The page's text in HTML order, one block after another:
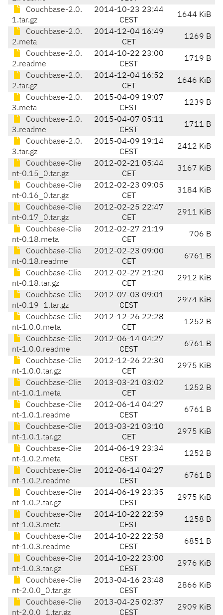
Couchbase-2.0.
1.tar.gz
2014-10-23 23:44
CEST
1644 KiB
Couchbase-2.0.
2.meta
2014-12-04 16:49
CET
1269 B
Couchbase-2.0.
2.readme
2014-10-22 23:00
CEST
1719 B
Couchbase-2.0.
2.tar.gz
2014-12-04 16:52
CET
1646 KiB
Couchbase-2.0.
3.meta
2015-04-09 19:07
CEST
1239 B
Couchbase-2.0.
3.readme
2015-04-07 05:11
CEST
1711 B
Couchbase-2.0.
3.tar.gz
2015-04-09 19:14
CEST
2412 KiB
Couchbase-Clie
nt-0.15_0.tar.gz
2012-02-21 05:44
CET
3167 KiB
Couchbase-Clie
nt-0.16_0.tar.gz
2012-02-23 09:05
CET
3184 KiB
Couchbase-Clie
nt-0.17_0.tar.gz
2012-02-25 22:47
CET
2911 KiB
Couchbase-Clie
nt-0.18.meta
2012-02-27 21:19
CET
706 B
Couchbase-Clie
nt-0.18.readme
2012-02-23 09:00
CET
6761 B
Couchbase-Clie
nt-0.18.tar.gz
2012-02-27 21:20
CET
2912 KiB
Couchbase-Clie
nt-0.19_1.tar.gz
2012-07-03 09:01
CEST
2974 KiB
Couchbase-Clie
nt-1.0.0.meta
2012-12-26 22:28
CET
1252 B
Couchbase-Clie
nt-1.0.0.readme
2012-06-14 04:27
CEST
6761 B
Couchbase-Clie
nt-1.0.0.tar.gz
2012-12-26 22:30
CET
2975 KiB
Couchbase-Clie
nt-1.0.1.meta
2013-03-21 03:02
CET
1252 B
Couchbase-Clie
nt-1.0.1.readme
2012-06-14 04:27
CEST
6761 B
Couchbase-Clie
nt-1.0.1.tar.gz
2013-03-21 03:10
CET
2975 KiB
Couchbase-Clie
nt-1.0.2.meta
2014-06-19 23:34
CEST
1252 B
Couchbase-Clie
nt-1.0.2.readme
2012-06-14 04:27
CEST
6761 B
Couchbase-Clie
nt-1.0.2.tar.gz
2014-06-19 23:35
CEST
2975 KiB
Couchbase-Clie
nt-1.0.3.meta
2014-10-22 22:59
CEST
1258 B
Couchbase-Clie
nt-1.0.3.readme
2014-10-22 22:58
CEST
6851 B
Couchbase-Clie
nt-1.0.3.tar.gz
2014-10-22 23:00
CEST
2976 KiB
Couchbase-Clie
nt-2.0.0_0.tar.gz
2013-04-16 23:48
CEST
2866 KiB
Couchbase-Clie
nt-2.0.0_1.tar.gz
2013-04-25 02:37
CEST
2909 KiB